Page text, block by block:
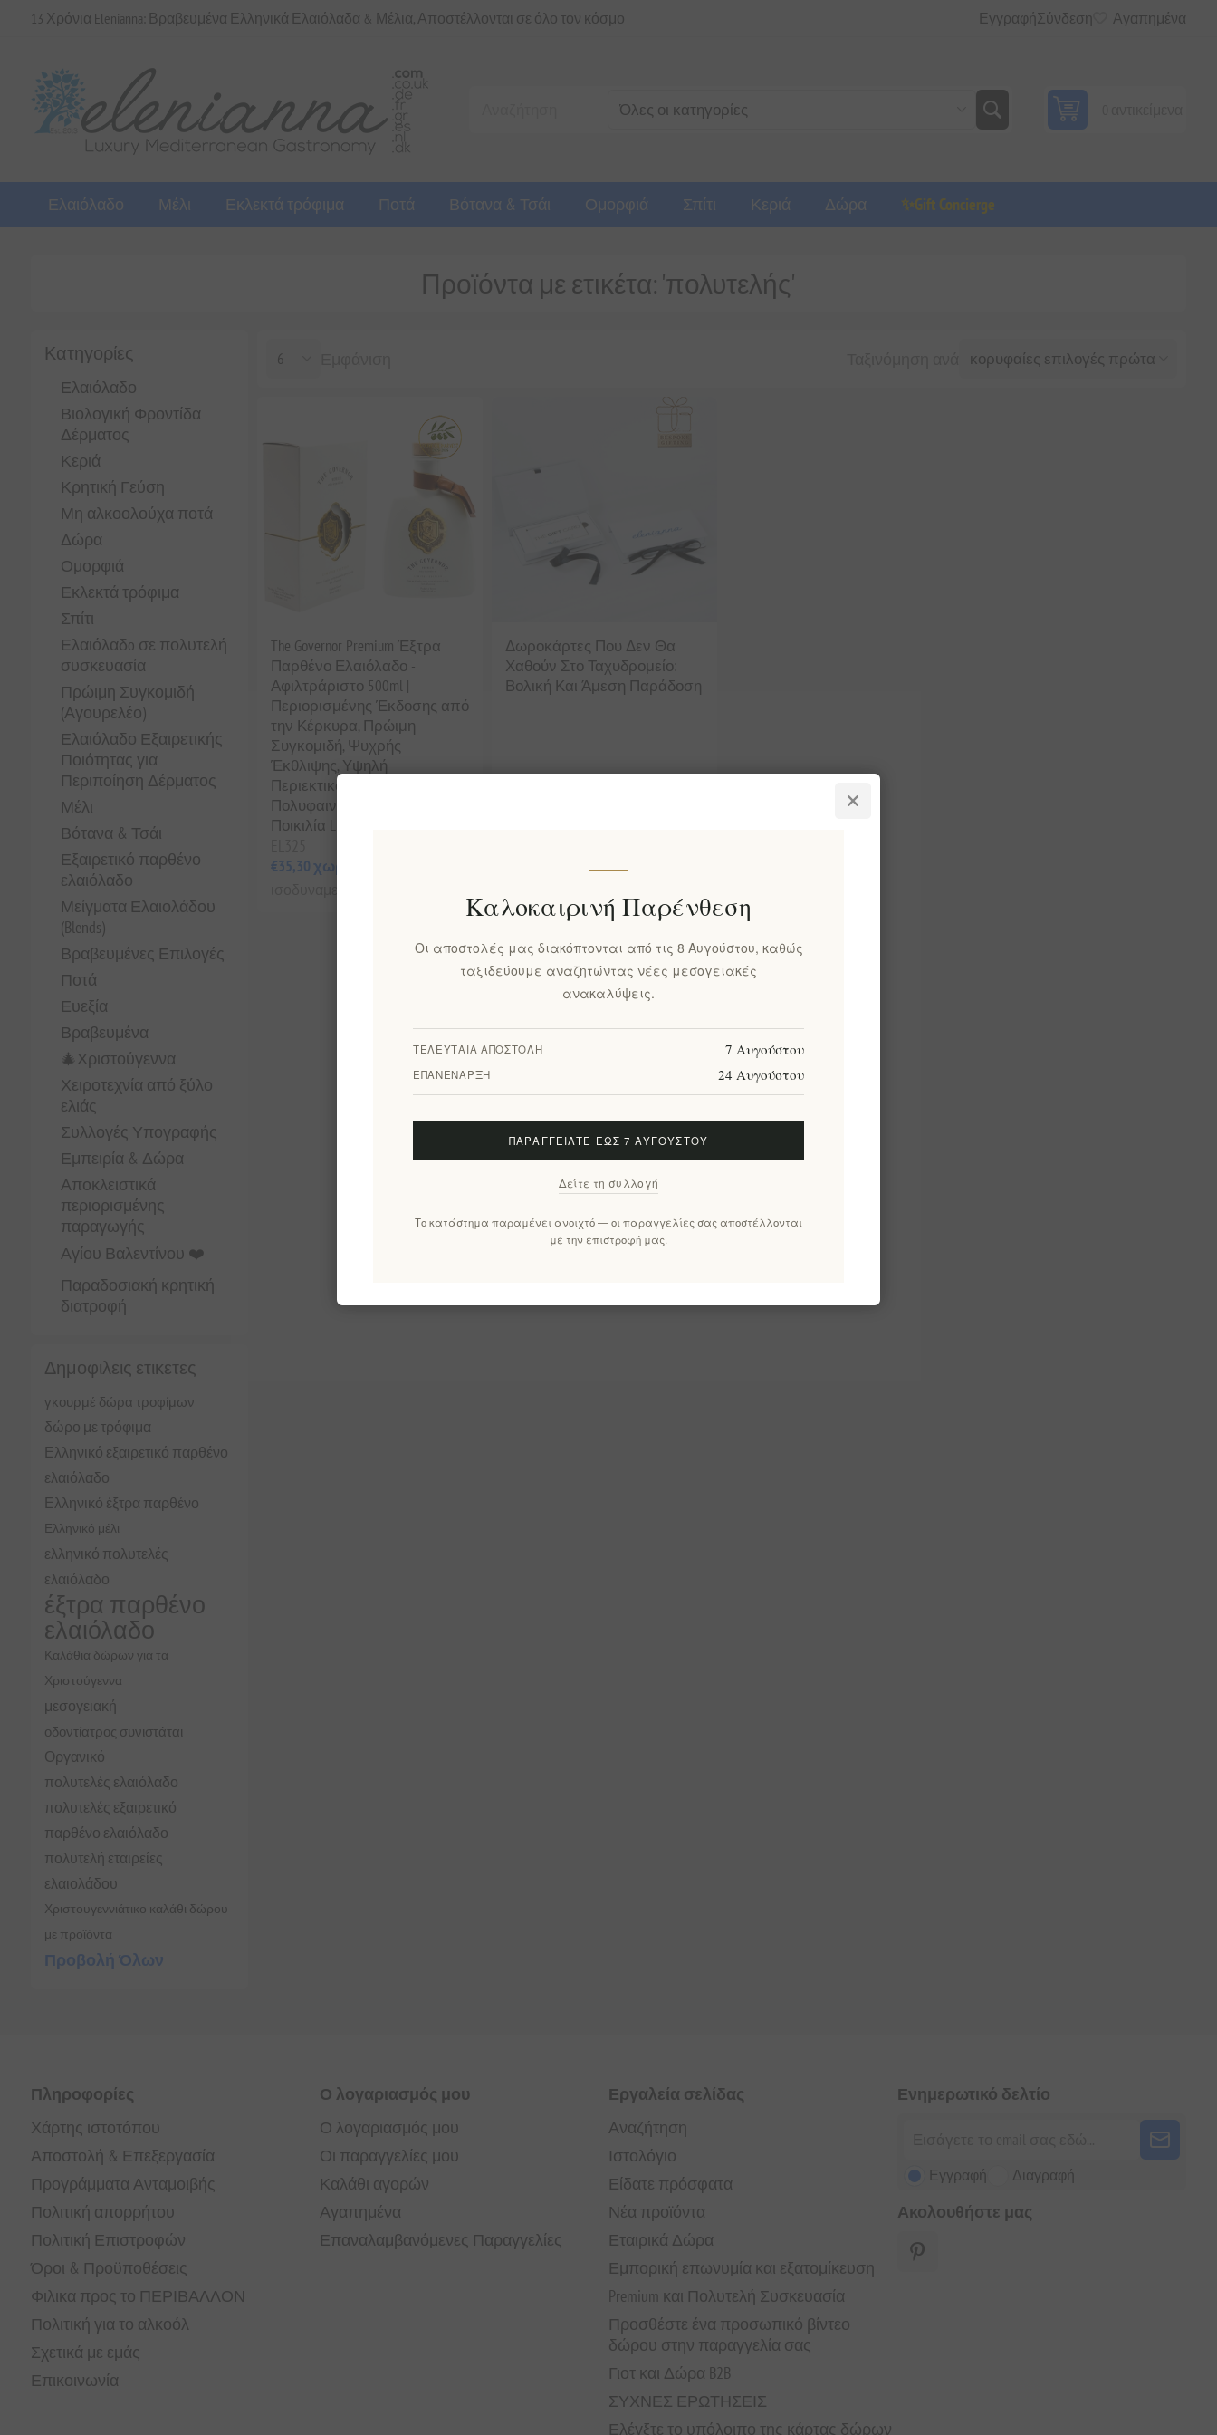
13 Χρόνια Elenianna: Βραβευμένα Ελληνικά Ελαιόλαδα & Μέλια, Αποστέλλονται σε όλο τον κόσμο ΕγγραφήΣύνδεση Αγαπημένα
Ελαιόλαδο Μέλι Εκλεκτά τρόφιμα Ποτά Βότανα & Τσάι Ομορφιά Σπίτι Κεριά Δώρα ✨Gift Concierge
Κατηγορίες
Ελαιόλαδο
Βιολογική Φροντίδα
Δέρματος
Κεριά
Κρητική Γεύση
Μη αλκοολούχα ποτά
Δώρα
Ομορφιά
Εκλεκτά τρόφιμα
Σπίτι
Ελαιόλαδo σε πολυτελή
συσκευασία
Πρώιμη Συγκομιδή
(Αγουρελέο)
Ελαιόλαδο Εξαιρετικής
Ποιότητας για
Περιποίηση Δέρματος
Μέλι
Βότανα & Τσάι
Εξαιρετικό παρθένο
ελαιόλαδο
Μείγματα Ελαιολάδου
(Blends)
Βραβευμένες Επιλογές
Ποτά
Ευεξία
Βραβευμένα
🎄Χριστούγεννα
Χειροτεχνία από ξύλο
ελιάς
Συλλογές Υπογραφής
Εμπειρία & Δώρα
Αποκλειστικά
περιορισμένης
παραγωγής
Αγίου Βαλεντίνου ❤️
Παραδοσιακή κρητική
διατροφή
Δημοφιλεις ετικετες
γκουρμέ δώρα τροφίμων
δώρο με τρόφιμα
Ελληνικό εξαιρετικό παρθένο
ελαιόλαδο
Ελληνικό έξτρα παρθένο
Ελληνικό μέλι
ελληνικό πολυτελές
ελαιόλαδο
έξτρα παρθένο
ελαιόλαδο
Καλάθια δώρων για τα
Χριστούγεννα
μεσογειακή
οδοντίατρος συνιστάται
Οργανικό
πολυτελές ελαιόλαδο
πολυτελές εξαιρετικό
παρθένο ελαιόλαδο
πολυτελή εταιρείες
ελαιολάδου
Χριστουγεννιάτικο καλάθι δώρου
με προϊόντα
Προβολή Όλων
Προϊόντα με ετικέτα: 'πολυτελής'
The Governor Premium Έξτρα
Παρθένο Ελαιόλαδο -
Αφιλτράριστο 500ml |
Περιορισμένης Έκδοσης από
την Κέρκυρα, Πρώιμη
Συγκομιδή, Ψυχρής
Έκθλιψης, Υψηλή
Περιεκτικότητα σε
Πολυφαινόλες, Βραβευμένη
Ποικιλία Lianolia
€35,30 χωρίς ΦΠΑ
Δωροκάρτες Που Δεν Θα
Χαθούν Στο Ταχυδρομείο:
Βολική Και Άμεση Παράδοση
Πληροφορίες
Χάρτης ιστοτόπου
Αποστολή & Επεξεργασία
Προγράμματα Ανταμοιβής
Πολιτική απορρήτου
Πολιτική Επιστροφών
Όροι & Προϋποθέσεις
Φιλικα προς το ΠΕΡΙΒΑΛΛΟΝ
Πολιτική για το αλκοόλ
Σχετικά με εμάς
Επικοινωνία
Ο λογαριασμός μου
Ο λογαριασμός μου
Οι παραγγελίες μου
Καλάθι αγορών
Αγαπημένα
Επαναλαμβανόμενες Παραγγελίες
Εργαλεία σελίδας
Αναζήτηση
Ιστολόγιο
Είδατε πρόσφατα
Νέα προϊόντα
Εταιρικά Δώρα
Εμπορική επωνυμία και εξατομίκευση
Premium και Πολυτελή Συσκευασία
Προσθέστε ένα προσωπικό βίντεο
δώρου στην παραγγελία σας
Γιοτ και Δώρα B2B
ΣΥΧΝΕΣ ΕΡΩΤΗΣΕΙΣ
Ελέγξτε το υπόλοιπο της κάρτας δώρων
Ενημερωτικό δελτίο
Εγγραφή Διαγραφή
Ακολουθήστε μας
Καλοκαιρινή Παρένθεση
Οι αποστολές μας διακόπτονται από τις 8 Αυγούστου, καθώς
ταξιδεύουμε αναζητώντας νέες μεσογειακές
ανακαλύψεις.
ΤΕΛΕΥΤΑΊΑ ΑΠΟΣΤΟΛΉ 7 Αυγούστου
ΕΠΑΝΈΝΑΡΞΗ 24 Αυγούστου
ΠΑΡΑΓΓΕΊΛΤΕ ΈΩΣ 7 ΑΥΓΟΎΣΤΟΥ
Δείτε τη συλλογή
Το κατάστημα παραμένει ανοιχτό — οι παραγγελίες σας αποστέλλονται
με την επιστροφή μας.